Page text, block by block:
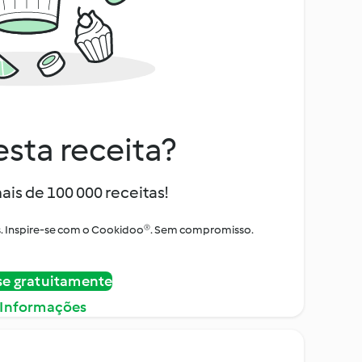
receita?
de 100 000 receitas!
Inspire-se com o Cookidoo®. Sem compromisso.
gratuitamente